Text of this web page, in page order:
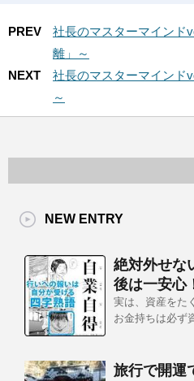
PREV
社長のマスターマインド
離」～
NEXT
社長のマスターマインド
～
NEW ENTRY
絶対外せな
後は一安心
実は、資産をた
お金持ちは必ず
旅行で開運